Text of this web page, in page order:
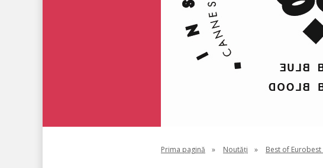
Prima pagină » Noutăți » Best of